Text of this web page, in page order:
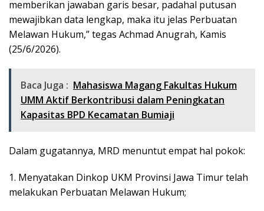
memberikan jawaban garis besar, padahal putusan
mewajibkan data lengkap, maka itu jelas Perbuatan
Melawan Hukum,” tegas Achmad Anugrah, Kamis
(25/6/2026).
Baca Juga : Mahasiswa Magang Fakultas Hukum
UMM Aktif Berkontribusi dalam Peningkatan
Kapasitas BPD Kecamatan Bumiaji
Dalam gugatannya, MRD menuntut empat hal pokok:
1. Menyatakan Dinkop UKM Provinsi Jawa Timur telah
melakukan Perbuatan Melawan Hukum;